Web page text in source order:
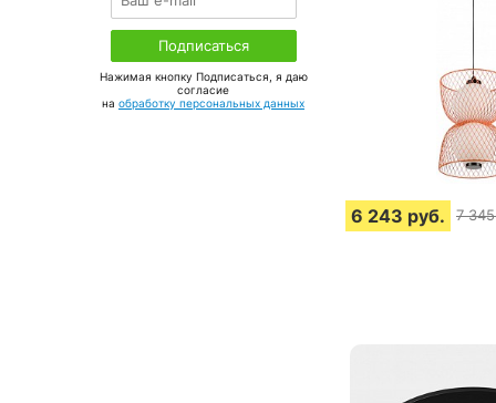
Нажимая кнопку Подписаться, я даю
соглаcие
на обработку персональных данных
6 243 руб. 7 345